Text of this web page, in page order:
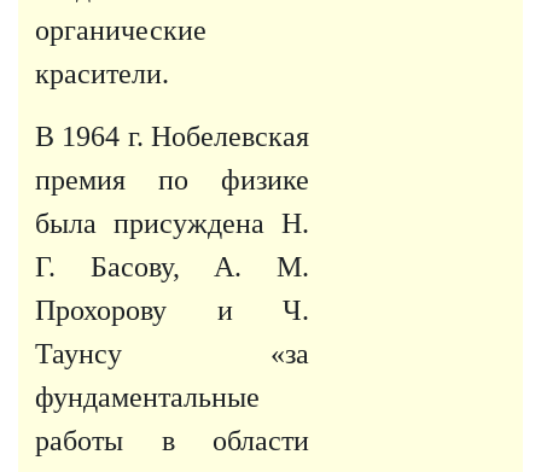
органические
красители.
В 1964 г. Нобелевская
премия по физике
была присуждена Н.
Г. Басову, А. М.
Прохорову и Ч.
Таунсу «за
фундаментальные
работы в области